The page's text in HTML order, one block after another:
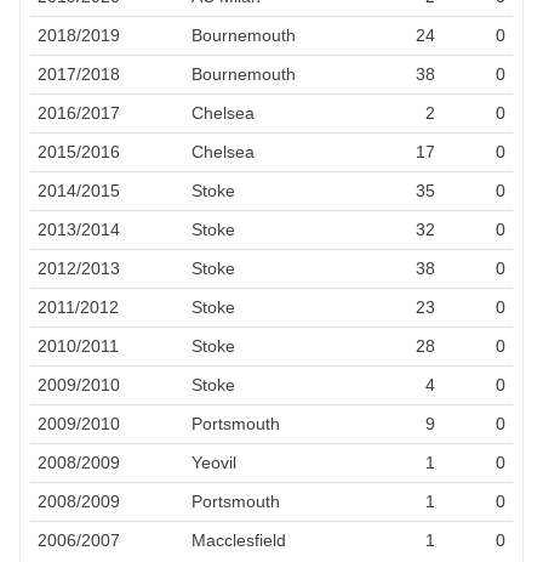
2018/2019
Bournemouth 24
0
2017/2018
Bournemouth 38
0
2016/2017
Chelsea 2
0
2015/2016
Chelsea 17
0
2014/2015
Stoke 35
0
2013/2014
Stoke 32
0
2012/2013
Stoke 38
0
2011/2012
Stoke 23
0
2010/2011
Stoke 28
0
2009/2010
Stoke 4
0
2009/2010
Portsmouth 9
0
2008/2009
Yeovil 1
0
2008/2009
Portsmouth 1
0
2006/2007
Macclesfield 1 0